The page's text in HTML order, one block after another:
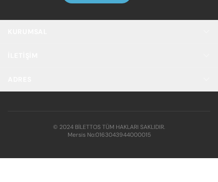
© 2024 BİLETTOS TÜM HAKLARI SAKLIDIR.
Mersis No:0163043944000015